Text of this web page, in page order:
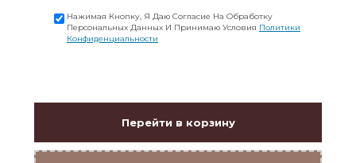
Нажимая Кнопку, Я Даю Согласие На Обработку
Персональных Данных И Принимаю Условия Политики
Конфиденциальности
Перейти в корзину